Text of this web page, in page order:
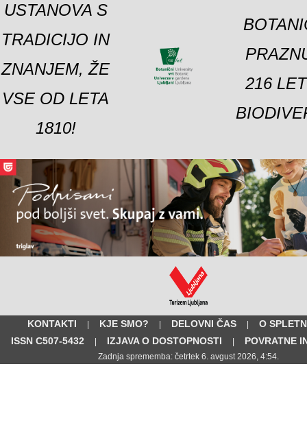
USTANOVA S
TRADICIJO IN
ZNANJEM, ŽE
VSE OD LETA
1810!
216
KONTAKTI | KJE SMO? | DELOVNI ČAS |
O
ISSN C507-5432
| IZJAVA O DOSTOPNOSTI | POVRATNE
Zadnja sprememba: četrtek 6. avgust 2026, 4:54.